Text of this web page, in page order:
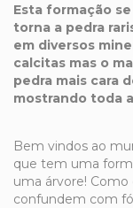
Esta formação
torna a pedra
em diversos
calcitas mas o
pedra mais cara
mostrando toda
Bem vindos ao
que tem uma
uma árvore!
confundem com